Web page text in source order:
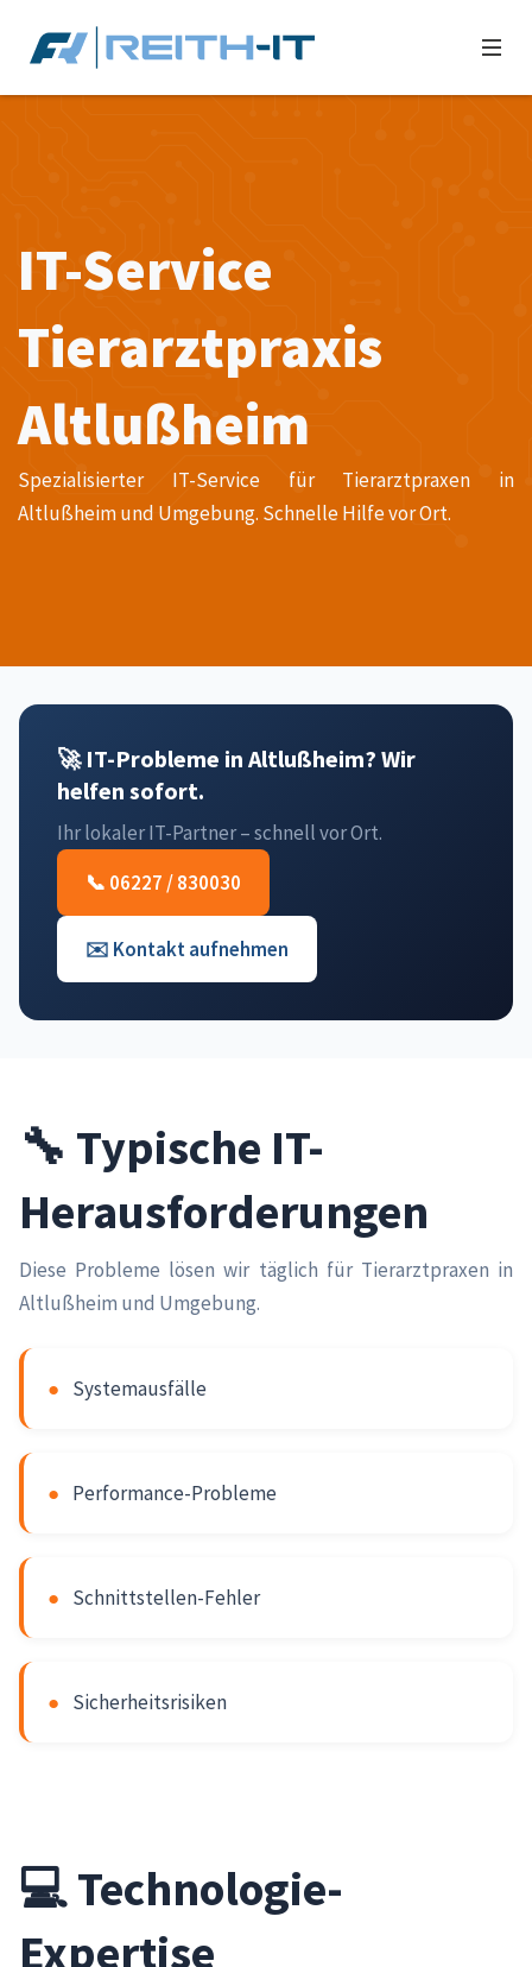
IT-Service
Tierarztpraxis
Altlußheim
Spezialisierter IT-Service für Tierarztpraxen in
Altlußheim und Umgebung. Schnelle Hilfe vor Ort.
🚀 IT-Probleme in Altlußheim? Wir
helfen sofort.
Ihr lokaler IT-Partner – schnell vor Ort.
📞 06227 / 830030
✉️ Kontakt aufnehmen
🔧 Typische IT-
Herausforderungen
Diese Probleme lösen wir täglich für Tierarztpraxen in
Altlußheim und Umgebung.
● Systemausfälle
● Performance-Probleme
● Schnittstellen-Fehler
● Sicherheitsrisiken
💻 Technologie-
Expertise